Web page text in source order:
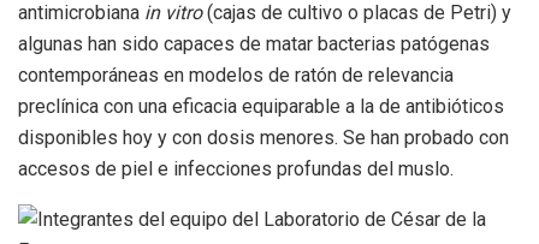
antimicrobiana in vitro(cajas de cultivo o placas de Petri) y
algunas han sido capaces de matar bacterias patógenas
contemporáneas en modelos de ratón de relevancia
preclínica con una eficacia equiparable a la de antibióticos
disponibles hoy y con dosis menores. Se han probado con
accesos de piel e infecciones profundas del muslo.